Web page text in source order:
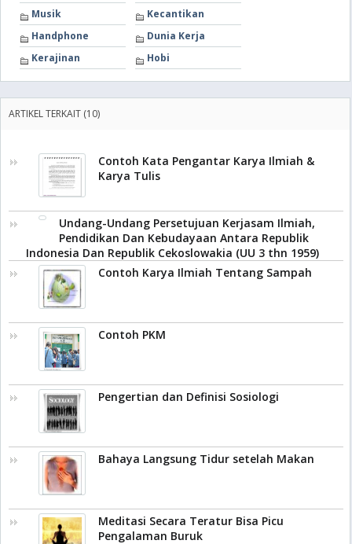
Musik
Kecantikan
Handphone
Dunia Kerja
Kerajinan
Hobi
ARTIKEL TERKAIT (10)
Contoh Kata Pengantar Karya Ilmiah &
Karya Tulis
Undang-Undang Persetujuan Kerjasam Ilmiah,
Pendidikan Dan Kebudayaan Antara Republik
Indonesia Dan Republik Cekoslowakia (UU 3 thn 1959)
Contoh Karya Ilmiah Tentang Sampah
Contoh PKM
Pengertian dan Definisi Sosiologi
Bahaya Langsung Tidur setelah Makan
Meditasi Secara Teratur Bisa Picu
Pengalaman Buruk